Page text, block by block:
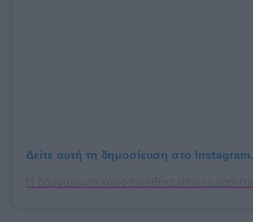
Δείτε αυτή τη δημοσίευση στο Instagram.